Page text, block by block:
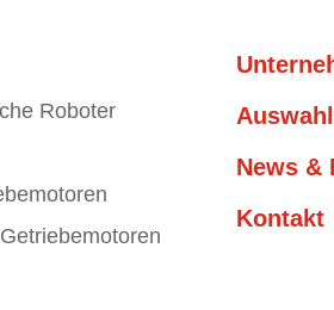
Roboter
News &
Kontakt